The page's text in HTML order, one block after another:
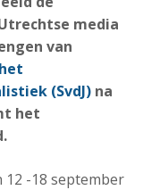
media
van
(SvdJ) na
het
12 -18 september